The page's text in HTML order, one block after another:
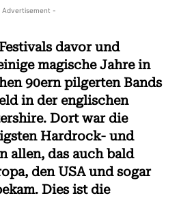
Advertisement -
davor und
magische Jahre in
90ern pilgerten Bands
in der englischen
Dort war die
Hardrock- und
allen, das auch bald
den USA und sogar
Dies ist die